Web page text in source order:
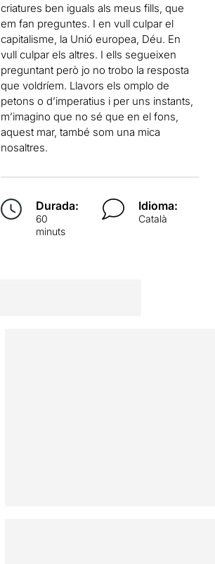
criatures ben iguals als meus fills, que
em fan preguntes. I en vull culpar el
capitalisme, la Unió europea, Déu. En
vull culpar els altres. I ells segueixen
preguntant però jo no trobo la resposta
que voldríem. Llavors els omplo de
petons o d’imperatius i per uns instants,
m’imagino que no sé que en el fons,
aquest mar, també som una mica
nosaltres.
Durada:
60
minuts
Idioma:
Català